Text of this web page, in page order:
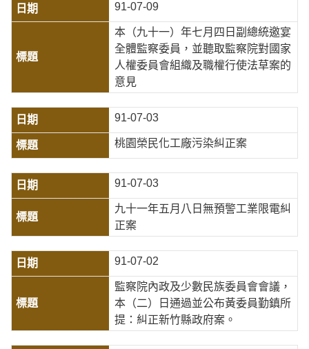
91-07-09
本（九十一）年七月四日副總統邀宴
全體監察委員，並聽取監察院對國家
人權委員會組織及職權行使法草案的
意見
91-07-03
桃園榮民化工廠污染糾正案
91-07-03
九十一年五月八日無預警工業限電糾
正案
91-07-02
監察院內政及少數民族委員會會議，
本（二）日通過並公布黃委員勤鎮所
提：糾正新竹縣政府案。